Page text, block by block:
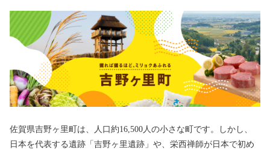
佐賀県吉野ヶ里町は、人口約16,500人の小さな町です。しかし、
日本を代表する遺跡「吉野ヶ里遺跡」や、栄西禅師が日本で初め